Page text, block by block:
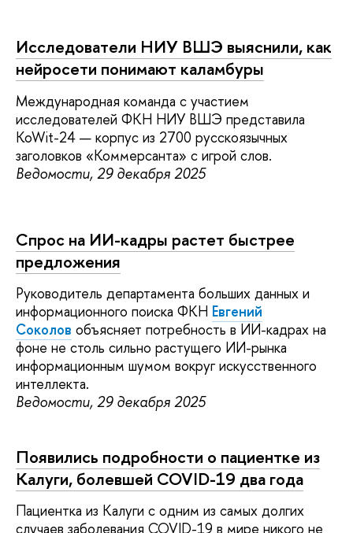
Исследователи НИУ ВШЭ выяснили, как
нейросети понимают каламбуры
Международная команда с участием
исследователей ФКН НИУ ВШЭ представила
KoWit-24 — корпус из 2700 русскоязычных
заголовков «Коммерсанта» с игрой слов.
Ведомости, 29 декабря 2025
Спрос на ИИ-кадры растет быстрее
предложения
Руководитель департамента больших данных и
информационного поиска ФКН Евгений
Соколов объясняет потребность в ИИ-кадрах на
фоне не столь сильно растущего ИИ-рынка
информационным шумом вокруг искусственного
интеллекта.
Ведомости, 29 декабря 2025
Появились подробности о пациентке из
Калуги, болевшей COVID-19 два года
Пациентка из Калуги с одним из самых долгих
случаев заболевания COVID-19 в мире никого не